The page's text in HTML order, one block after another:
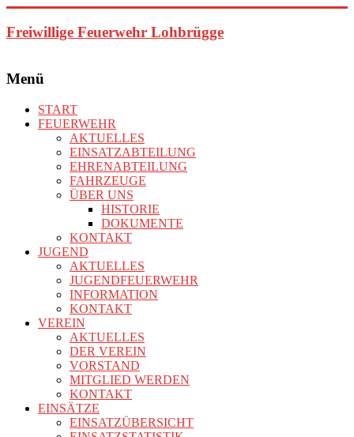
Inhalt
springen
Freiwillige Feuerwehr Lohbrügge
Menü
START
FEUERWEHR
AKTUELLES
EINSATZABTEILUNG
EHRENABTEILUNG
FAHRZEUGE
ÜBER UNS
HISTORIE
DOKUMENTE
KONTAKT
JUGEND
AKTUELLES
JUGENDFEUERWEHR
INFORMATION
KONTAKT
VEREIN
AKTUELLES
DER VEREIN
VORSTAND
MITGLIED WERDEN
KONTAKT
EINSÄTZE
EINSATZÜBERSICHT